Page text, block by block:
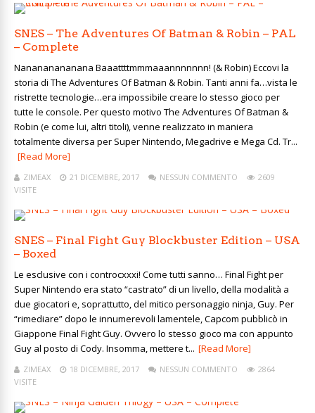
SNES – The Adventures Of Batman & Robin – PAL
– Complete
Nanananananana Baaattttmmmaaannnnnnn! (& Robin) Eccovi la
storia di The Adventures Of Batman & Robin. Tanti anni fa…vista le
ristrette tecnologie…era impossibile creare lo stesso gioco per
tutte le console. Per questo motivo The Adventures Of Batman &
Robin (e come lui, altri titoli), venne realizzato in maniera
totalmente diversa per Super Nintendo, Megadrive e Mega Cd. Tr...
[Read More]
ZIMEAX 21 DICEMBRE, 2017 NESSUN COMMENTO
2609
VISITE
SNES – Final Fight Guy Blockbuster Edition – USA
– Boxed
Le esclusive con i controcxxxi! Come tutti sanno… Final Fight per
Super Nintendo era stato “castrato” di un livello, della modalità a
due giocatori e, soprattutto, del mitico personaggio ninja, Guy. Per
“rimediare” dopo le innumerevoli lamentele, Capcom pubblicò in
Giappone Final Fight Guy. Ovvero lo stesso gioco ma con appunto
Guy al posto di Cody. Insomma, mettere t... [Read More]
ZIMEAX 18 DICEMBRE, 2017 NESSUN COMMENTO
2864
VISITE